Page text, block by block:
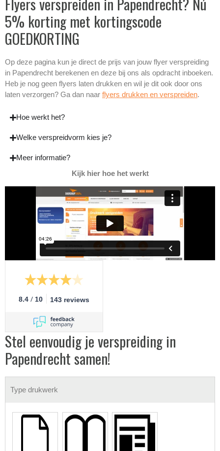
5% korting met kortingscode
GOEDKORTING
Op deze pagina kun je direct de prijs van jouw flyer verspreiding
in Papendrecht berekenen en deze bij ons als opdracht inboeken.
Heb je nog geen flyers laten drukken en wil je dit ook door ons
laten verzorgen? Ga dan naar flyers drukken en verspreiden.
Hoe werkt het?
Welke verspreidvorm kies je?
Meer informatie?
Kijk hier hoe het werkt
8.4 / 10 143 reviews
Stel eenvoudig je verspreiding in
Papendrecht samen!
Type drukwerk